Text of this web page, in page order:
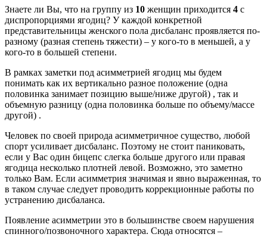
Знаете ли Вы, что на группу из 10 женщин приходится 4 с
диспропорциями ягодиц? У каждой конкретной
представительницы женского пола дисбаланс проявляется по-
разному (разная степень тяжести) – у кого-то в меньшей, а у
кого-то в большей степени.
В рамках заметки под асимметрией ягодиц мы будем
понимать как их вертикально разное положение (одна
половинка занимает позицию выше/ниже другой) , так и
объемную разницу (одна половинка больше по объему/массе
другой) .
Человек по своей природа асимметричное существо, любой
спорт усиливает дисбаланс. Поэтому не стоит паниковать,
если у Вас один бицепс слегка больше другого или правая
ягодица несколько плотней левой. Возможно, это заметно
только Вам. Если асимметрия значимая и явно выраженная, то
в таком случае следует проводить коррекционные работы по
устранению дисбаланса.
Появление асимметрии это в большинстве своем нарушения
спинного/позвоночного характера. Сюда относятся –